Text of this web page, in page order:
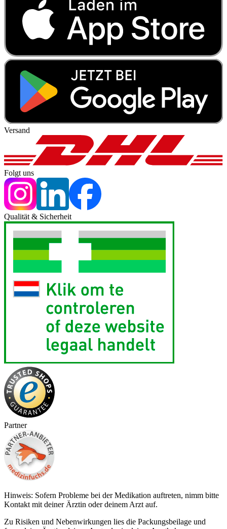
Versand
Folgt uns
Qualität & Sicherheit
Partner
Hinweis: Sofern Probleme bei der Medikation auftreten, nimm bitte
Kontakt mit deiner Ärztin oder deinem Arzt auf.
Zu Risiken und Nebenwirkungen lies die Packungsbeilage und